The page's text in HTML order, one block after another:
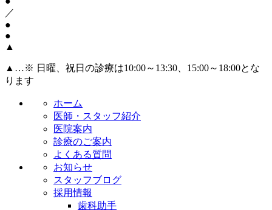
／
●
●
▲
▲ …※ 日曜、祝日の診療は10:00～13:30、15:00～18:00とな
ります
ホーム
医師・スタッフ紹介
医院案内
診療のご案内
よくある質問
お知らせ
スタッフブログ
採用情報
歯科助手